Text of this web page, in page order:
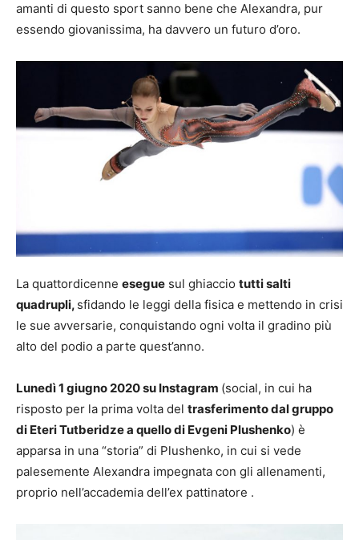
amanti di questo sport sanno bene che Alexandra, pur
essendo giovanissima, ha davvero un futuro d’oro.
La quattordicenne esegue sul ghiaccio tutti salti
quadrupli, sfidando le leggi della fisica e mettendo in crisi
le sue avversarie, conquistando ogni volta il gradino più
alto del podio a parte quest’anno.
Lunedì 1 giugno 2020 su Instagram (social, in cui ha
risposto per la prima volta del trasferimento dal gruppo
di Eteri Tutberidze a quello di Evgeni Plushenko) è
apparsa in una “storia” di Plushenko, in cui si vede
palesemente Alexandra impegnata con gli allenamenti,
proprio nell’accademia dell’ex pattinatore .